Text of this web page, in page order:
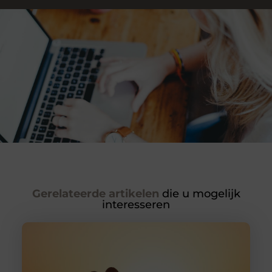
Gerelateerde artikelen die u mogelijk
interesseren